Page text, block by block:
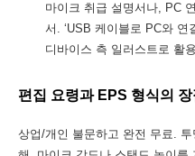
마이크 취급 설명서나, PC
서. ‘USB 케이블로 PC와 연
디바이스 측 일러스트로 활
편집 요령과 EPS 형식의 장
상업/개인 불문하고 완전 무료.